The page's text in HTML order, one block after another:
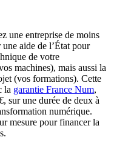
une entreprise de moins
aide de l’État pour
de votre
machines), mais aussi la
(vos formations). Cette
la garantie France Num,
sur une durée de deux à
numérique.
mesure pour financer la